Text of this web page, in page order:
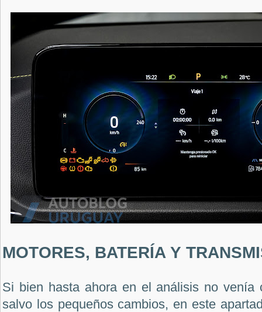
MOTORES, BATERÍA Y
Si bien hasta ahora en el análisis no venía
salvo los pequeños cambios, en este